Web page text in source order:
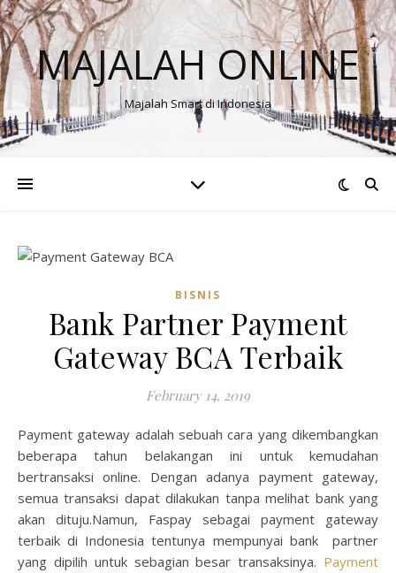
MAJALAH ONLINE
Majalah Smart di Indonesia
BISNIS
Bank Partner Payment
Gateway BCA Terbaik
February 14, 2019
Payment gateway adalah sebuah cara yang dikembangkan
beberapa tahun belakangan ini untuk kemudahan
bertransaksi online. Dengan adanya payment gateway,
semua transaksi dapat dilakukan tanpa melihat bank yang
akan dituju.Namun, Faspay sebagai payment gateway
terbaik di Indonesia tentunya mempunyai bank partner
yang dipilih untuk sebagian besar transaksinya. Payment